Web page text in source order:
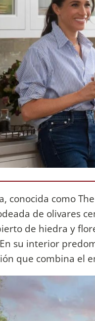
conocida como
de olivares
de hiedra y
En su interior
que combina el